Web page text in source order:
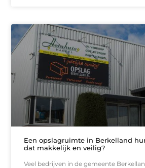
Een opslagruimte in Berkelland
dat makkelijk en veilig?
Veel bedrijven in de gemeente